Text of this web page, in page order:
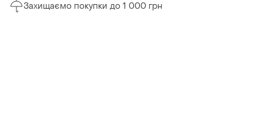
Захищаємо покупки до 1 000 грн